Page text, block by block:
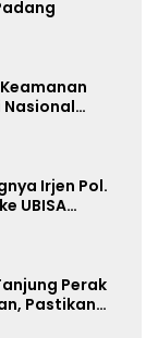
Irjen Pol.
UBISA
Perak
Pastikan